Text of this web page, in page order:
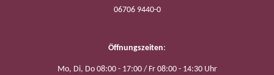
06706 9440-0
Öffnungszeiten:
Mo, Di, Do 08:00 - 17:00 / Fr 08:00 - 14:30 Uhr